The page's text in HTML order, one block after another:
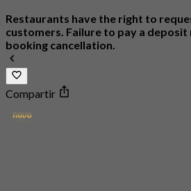
Restaurants have the right to
customers. Failure to pay a deposit
booking cancellation.
Compartir